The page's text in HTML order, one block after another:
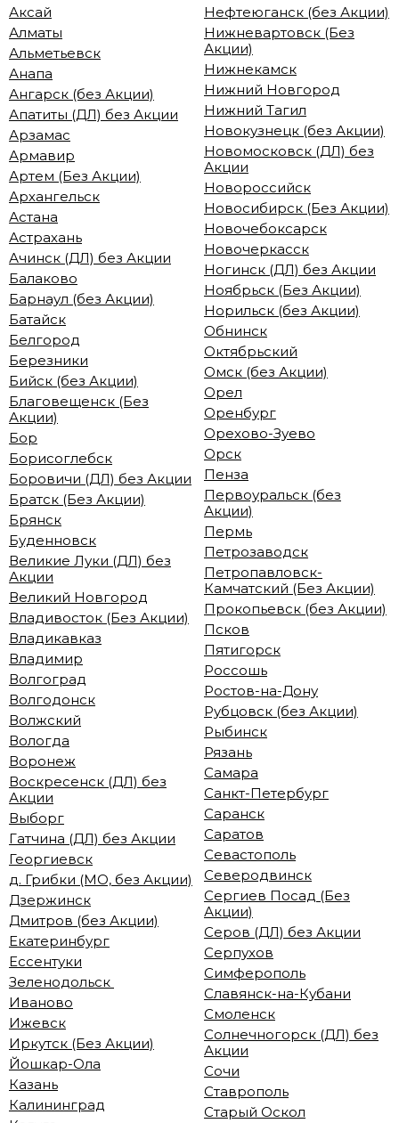
Аксай
Алматы
Альметьевск
Анапа
Ангарск (без Акции)
Апатиты (ДЛ) без Акции
Арзамас
Армавир
Артем (Без Акции)
Архангельск
Астана
Астрахань
Ачинск (ДЛ) без Акции
Балаково
Барнаул (без Акции)
Батайск
Белгород
Березники
Бийск (без Акции)
Благовещенск (Без
Акции)
Бор
Борисоглебск
Боровичи (ДЛ) без Акции
Братск (Без Акции)
Брянск
Буденновск
Великие Луки (ДЛ) без
Акции
Великий Новгород
Владивосток (Без Акции)
Владикавказ
Владимир
Волгоград
Волгодонск
Волжский
Вологда
Воронеж
Воскресенск (ДЛ) без
Акции
Выборг
Гатчина (ДЛ) без Акции
Георгиевск
д. Грибки (МО, без Акции)
Дзержинск
Дмитров (без Акции)
Екатеринбург
Ессентуки
Зеленодольск
Иваново
Ижевск
Иркутск (Без Акции)
Йошкар-Ола
Казань
Калининград
Нефтеюганск (без Акции)
Нижневартовск (Без
Акции)
Нижнекамск
Нижний Новгород
Нижний Тагил
Новокузнецк (без Акции)
Новомосковск (ДЛ) без
Акции
Новороссийск
Новосибирск (Без Акции)
Новочебоксарск
Новочеркасск
Ногинск (ДЛ) без Акции
Ноябрьск (Без Акции)
Норильск (без Акции)
Обнинск
Октябрьский
Омск (без Акции)
Орел
Оренбург
Орехово-Зуево
Орск
Пенза
Первоуральск (без
Акции)
Пермь
Петрозаводск
Петропавловск-
Камчатский (Без Акции)
Прокопьевск (без Акции)
Псков
Пятигорск
Россошь
Ростов-на-Дону
Рубцовск (без Акции)
Рыбинск
Рязань
Самара
Санкт-Петербург
Саранск
Саратов
Севастополь
Северодвинск
Сергиев Посад (Без
Акции)
Серов (ДЛ) без Акции
Серпухов
Симферополь
Славянск-на-Кубани
Смоленск
Солнечногорск (ДЛ) без
Акции
Сочи
Ставрополь
Старый Оскол